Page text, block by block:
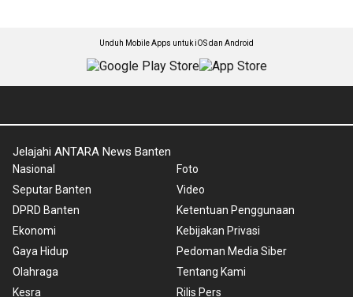
Unduh Mobile Apps untuk iOS dan Android
Jelajahi ANTARA News Banten
Nasional
Seputar Banten
DPRD Banten
Ekonomi
Gaya Hidup
Olahraga
Kesra
Foto
Video
Ketentuan Penggunaan
Kebijakan Privasi
Pedoman Media Siber
Tentang Kami
Rilis Pers